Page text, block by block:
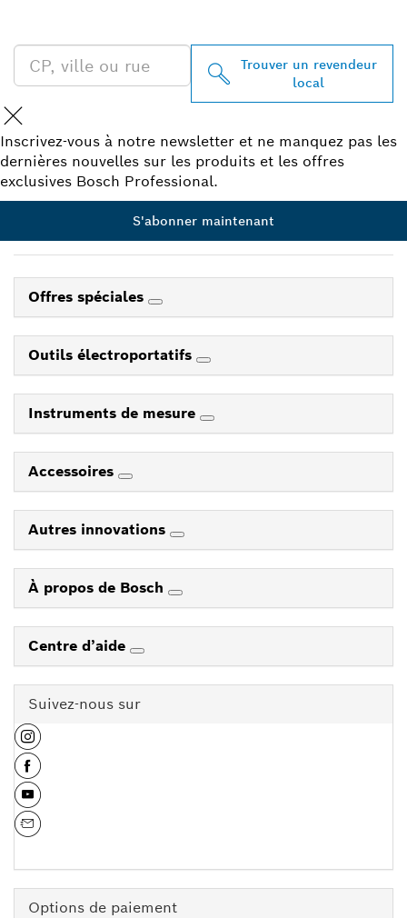
Trouver un revendeur
local
Inscrivez-vous à notre newsletter et ne manquez pas les
dernières nouvelles sur les produits et les offres
exclusives Bosch Professional.
S'abonner maintenant
Offres spéciales
Outils électroportatifs
Instruments de mesure
Accessoires
Autres innovations
À propos de Bosch
Centre d’aide
Suivez-nous sur
Options de paiement